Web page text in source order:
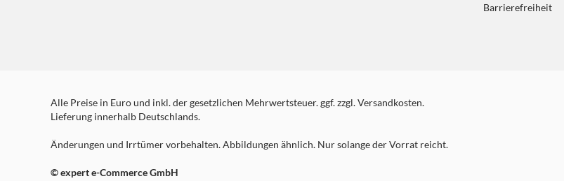
Barrierefreiheit
Alle Preise in Euro und inkl. der gesetzlichen Mehrwertsteuer. ggf. zzgl. Versandkosten.
Lieferung innerhalb Deutschlands.
Änderungen und Irrtümer vorbehalten. Abbildungen ähnlich. Nur solange der Vorrat reicht.
© expert e-Commerce GmbH